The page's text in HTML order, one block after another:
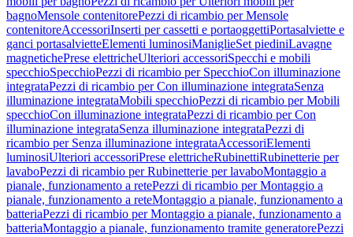
bagnoMensole contenitorePezzi di ricambio per Mensole
contenitoreAccessoriInserti per cassetti e portaoggettiPortasalviette e
ganci portasalvietteElementi luminosiManiglieSet piediniLavagne
magnetichePrese elettricheUlteriori accessoriSpecchi e mobili
specchioSpecchioPezzi di ricambio per SpecchioCon illuminazione
integrataPezzi di ricambio per Con illuminazione integrataSenza
illuminazione integrataMobili specchioPezzi di ricambio per Mobili
specchioCon illuminazione integrataPezzi di ricambio per Con
illuminazione integrataSenza illuminazione integrataPezzi di
ricambio per Senza illuminazione integrataAccessoriElementi
luminosiUlteriori accessoriPrese elettricheRubinettiRubinetterie per
lavaboPezzi di ricambio per Rubinetterie per lavaboMontaggio a
pianale, funzionamento a retePezzi di ricambio per Montaggio a
pianale, funzionamento a reteMontaggio a pianale, funzionamento a
batteriaPezzi di ricambio per Montaggio a pianale, funzionamento a
batteriaMontaggio a pianale, funzionamento tramite generatorePezzi